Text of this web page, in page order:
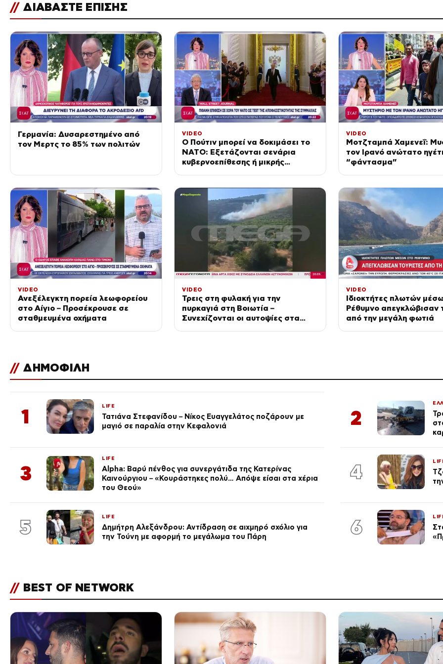
// ΔΙΑΒΑΣΤΕ ΕΠΙΣΗΣ
Γερμανία: Δυσαρεστημένο από
τον Μερτς το 85% των πολιτών
VIDEO
Ο Πούτιν μπορεί να δοκιμάσει το
ΝΑΤΟ: Εξετάζονται σενάρια
κυβερνοεπίθεσης ή μικρής
VIDEO
Μοτζταμπά Χαμενεΐ:
τον Ιρανό ανώτατο
“φάντασμα”
VIDEO
Ανεξέλεγκτη πορεία λεωφορείου
στο Αίγιο – Προσέκρουσε σε
σταθμευμένα οχήματα
VIDEO
Τρεις στη φυλακή για την
πυρκαγιά στη Βοιωτία –
Συνεχίζονται οι αυτοψίες στα
VIDEO
Ιδιοκτήτες πλωτών
Ρέθυμνο απεγκλώβισαν
από την μεγάλη φωτιά
// ΔΗΜΟΦΙΛΗ
1 LIFE
Τατιάνα Στεφανίδου – Νίκος Ευαγγελάτος ποζάρουν με
μαγιό σε παραλία στην Κεφαλονιά
2
3
LIFE
Alpha: Βαρύ πένθος για συνεργάτιδα της Κατερίνας
Καινούργιου – «Κουράστηκες πολύ… Απόψε είσαι στα χέρια
του Θεού»
4
5 LIFE
Δημήτρη Αλεξάνδρου: Αντίδραση σε αιχμηρό σχόλιο για
την Τούνη με αφορμή το μεγάλωμα του Πάρη
6
// BEST OF NETWORK